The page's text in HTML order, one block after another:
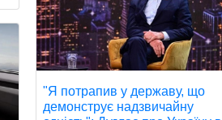
"Я потрапив у державу, що
демонструє надзвичайну